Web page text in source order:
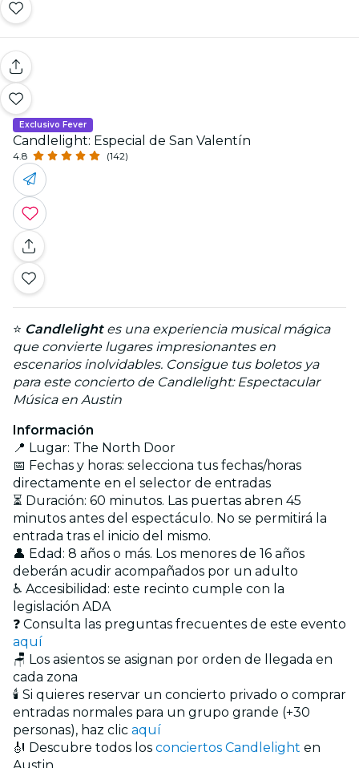
Exclusivo Fever
Candlelight: Especial de San Valentín
4.8 (142)
⭐ Candlelightes una experiencia musical mágica
que convierte lugares impresionantes en
escenarios inolvidables. Consigue tus boletos ya
para este concierto de Candlelight: Espectacular
Música en Austin
Información
📍 Lugar: The North Door
📅 Fechas y horas: selecciona tus fechas/horas
directamente en el selector de entradas
⏳ Duración: 60 minutos. Las puertas abren 45
minutos antes del espectáculo. No se permitirá la
entrada tras el inicio del mismo.
👤 Edad: 8 años o más. Los menores de 16 años
deberán acudir acompañados por un adulto
♿ Accesibilidad: este recinto cumple con la
legislación ADA
❓ Consulta las preguntas frecuentes de este evento
aquí
🪑 Los asientos se asignan por orden de llegada en
cada zona
🕯️ Si quieres reservar un concierto privado o comprar
entradas normales para un grupo grande (+30
personas), haz clic aquí
🎻 Descubre todos los conciertos Candlelight en
Austin